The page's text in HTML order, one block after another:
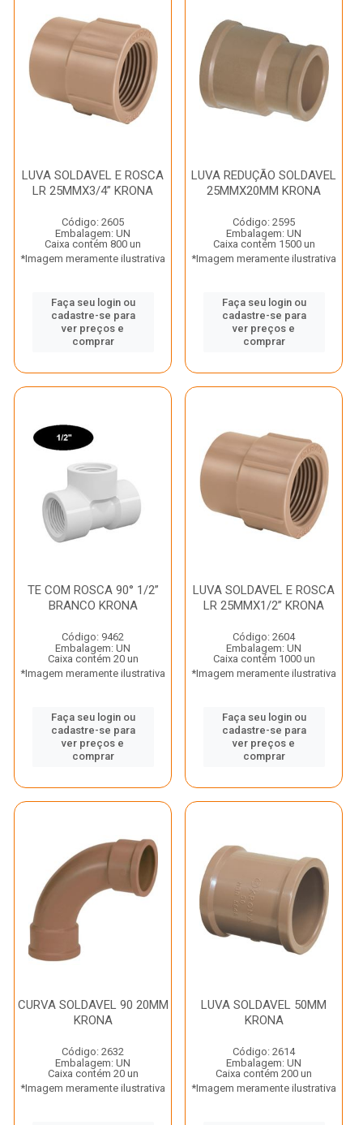
LUVA SOLDAVEL E ROSCA
LR 25MMX3/4” KRONA
Código: 2605
Embalagem: UN
Caixa contém 800 un
*Imagem meramente ilustrativa
Faça seu login ou
cadastre-se para
ver preços e
comprar
LUVA REDUÇÃO SOLDAVEL
25MMX20MM KRONA
Código: 2595
Embalagem: UN
Caixa contém 1500 un
*Imagem meramente ilustrativa
Faça seu login ou
cadastre-se para
ver preços e
comprar
TE COM ROSCA 90° 1/2”
BRANCO KRONA
Código: 9462
Embalagem: UN
Caixa contém 20 un
*Imagem meramente ilustrativa
Faça seu login ou
cadastre-se para
ver preços e
comprar
LUVA SOLDAVEL E ROSCA
LR 25MMX1/2” KRONA
Código: 2604
Embalagem: UN
Caixa contém 1000 un
*Imagem meramente ilustrativa
Faça seu login ou
cadastre-se para
ver preços e
comprar
CURVA SOLDAVEL 90 20MM
KRONA
Código: 2632
Embalagem: UN
Caixa contém 20 un
*Imagem meramente ilustrativa
LUVA SOLDAVEL 50MM
KRONA
Código: 2614
Embalagem: UN
Caixa contém 200 un
*Imagem meramente ilustrativa